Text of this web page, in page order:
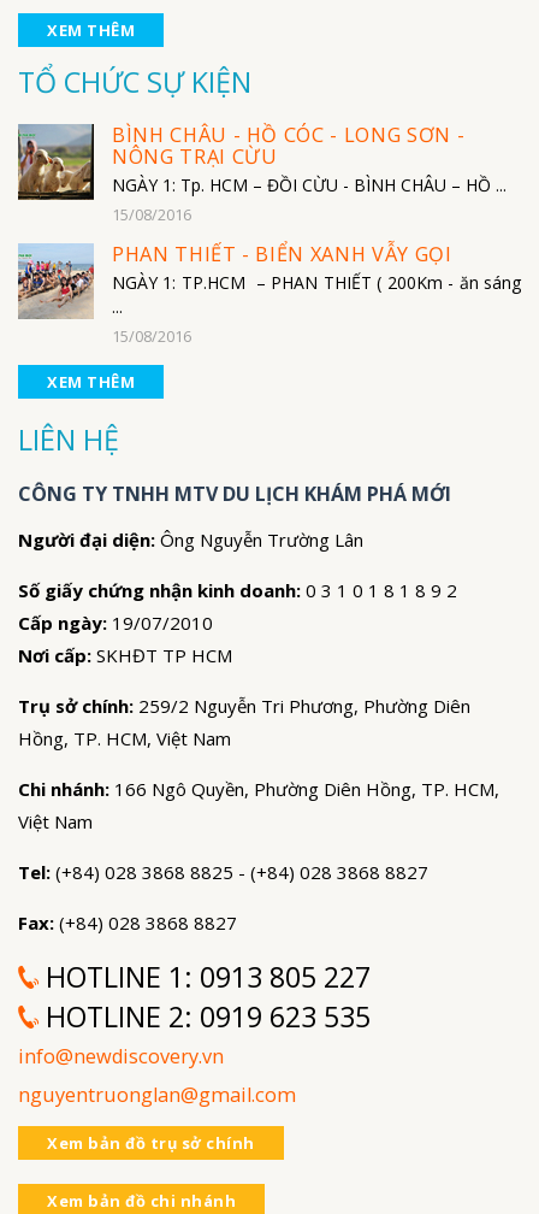
XEM THÊM
TỔ CHỨC SỰ KIỆN
BÌNH CHÂU - HỒ CÓC - LONG SƠN -
NÔNG TRẠI CỪU
NGÀY 1: Tp. HCM – ĐỒI CỪU - BÌNH CHÂU – HỒ ...
15/08/2016
PHAN THIẾT - BIỂN XANH VẪY GỌI
NGÀY 1: TP.HCM – PHAN THIẾT ( 200Km - ăn sáng
...
15/08/2016
XEM THÊM
LIÊN HỆ
CÔNG TY TNHH MTV DU LỊCH KHÁM PHÁ MỚI
Người đại diện: Ông Nguyễn Trường Lân
Số giấy chứng nhận kinh doanh: 0 3 1 0 1 8 1 8 9 2
Cấp ngày: 19/07/2010
Nơi cấp: SKHĐT TP HCM
Trụ sở chính: 259/2 Nguyễn Tri Phương, Phường Diên
Hồng, TP. HCM, Việt Nam
Chi nhánh: 166 Ngô Quyền, Phường Diên Hồng, TP. HCM,
Việt Nam
Tel: (+84) 028 3868 8825 - (+84) 028 3868 8827
Fax: (+84) 028 3868 8827
HOTLINE 1: 0913 805 227
HOTLINE 2: 0919 623 535
info@newdiscovery.vn
nguyentruonglan@gmail.com
Xem bản đồ trụ sở chính
Xem bản đồ chi nhánh